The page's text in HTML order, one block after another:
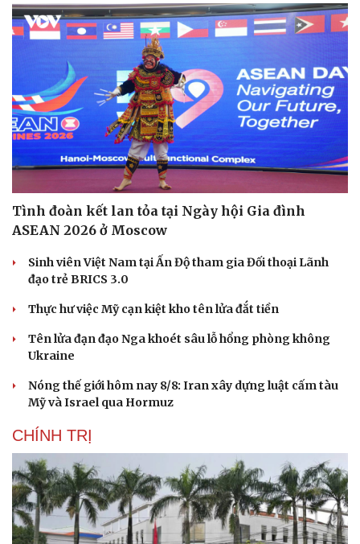
Doanh nghiệp
Doanh nghiệp 24h
Doanh nhân
Vì cộng đồng
Công nghệ
Tin Công nghệ
Chuyển đổi số
Tình đoàn kết lan tỏa tại Ngày hội Gia đình
ASEAN 2026 ở Moscow
Sinh viên Việt Nam tại Ấn Độ tham gia Đối thoại Lãnh
đạo trẻ BRICS 3.0
Thực hư việc Mỹ cạn kiệt kho tên lửa đắt tiền
Tên lửa đạn đạo Nga khoét sâu lỗ hổng phòng không
Ukraine
Nóng thế giới hôm nay 8/8: Iran xây dựng luật cấm tàu
Mỹ và Israel qua Hormuz
CHÍNH TRỊ